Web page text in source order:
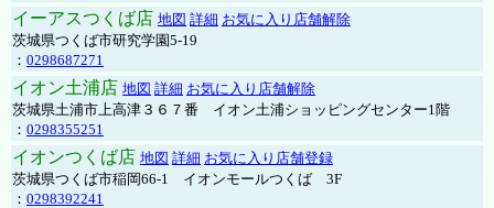
イーアスつくば店 地図 詳細 お気に入り店舗解除
茨城県つくば市研究学園5-19
： 0298687271
イオン土浦店 地図 詳細 お気に入り店舗解除
茨城県土浦市上高津３６７番 イオン土浦ショッピングセンター1階
： 0298355251
イオンつくば店 地図 詳細 お気に入り店舗登録
茨城県つくば市稲岡66-1 イオンモールつくば 3F
： 0298392241